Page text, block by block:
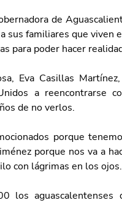
de
sus familiares que viven
para poder hacer
Eva Casillas
a reencontrarse
de no verlos.
porque
porque nos va a
con lágrimas en los ojos.
los